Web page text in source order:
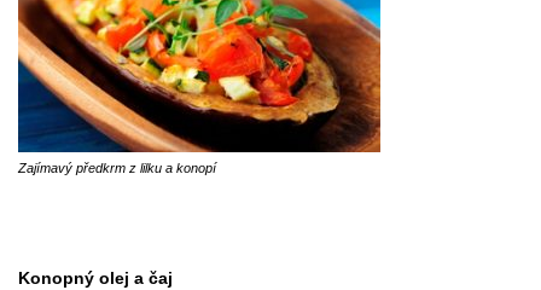
Zajímavý předkrm z lilku a konopí
Konopný olej a čaj